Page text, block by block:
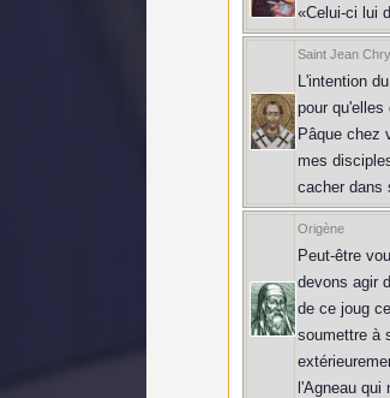
«Celui-ci lui
Saint Jean
L'intention
pour
Pâque chez
mes
cacher dans
Origène
Peut-être
devons agir
de ce joug
soumettre à
l'Agneau